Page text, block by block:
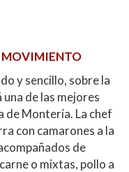
MOVIMIENTO
y sencillo, sobre la
de las mejores
de Montería. La chef
con camarones a la
de
o mixtas, pollo a